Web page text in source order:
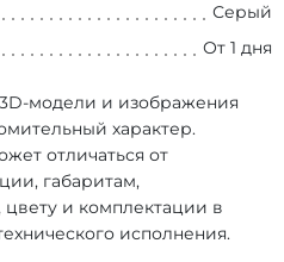
Серый
От 1 дня
модели и изображения
характер.
отличаться от
габаритам,
и комплектации в
исполнения.